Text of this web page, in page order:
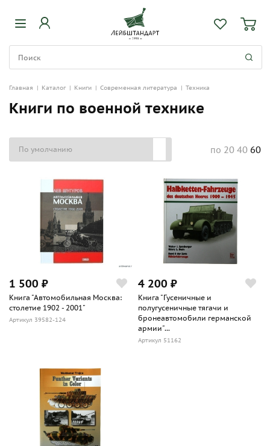
Главная | Каталог | Книги | Современная литература | Техника
Книги по военной технике
по 20 40 60
1 500 ₽
Книга "Автомобильная Москва:
столетие 1902 - 2001"
Артикул 39582-124
4 200 ₽
Книга "Гусеничные и
полугусеничные тягачи и
бронеавтомобили германской
армии"...
Артикул 51162